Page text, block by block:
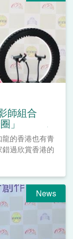
師組合
」
的香港也有青
過欣賞香港的
News